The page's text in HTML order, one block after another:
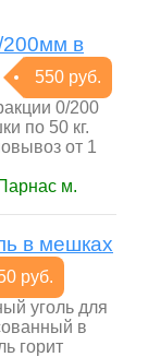
в
550 руб.
0/200
по 50 кг.
от 1
м.
в мешках
руб.
уголь для
в
горит